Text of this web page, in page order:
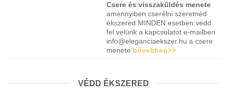
Csere és visszaküldés menete
amennyiben cserélni szeretnéd
ékszered MINDEN esetben vedd
fel velünk a kapcsolatot e-mailben
info@eleganciaekszer.hu a csere
menete bővebben>>
VÉDD ÉKSZERED